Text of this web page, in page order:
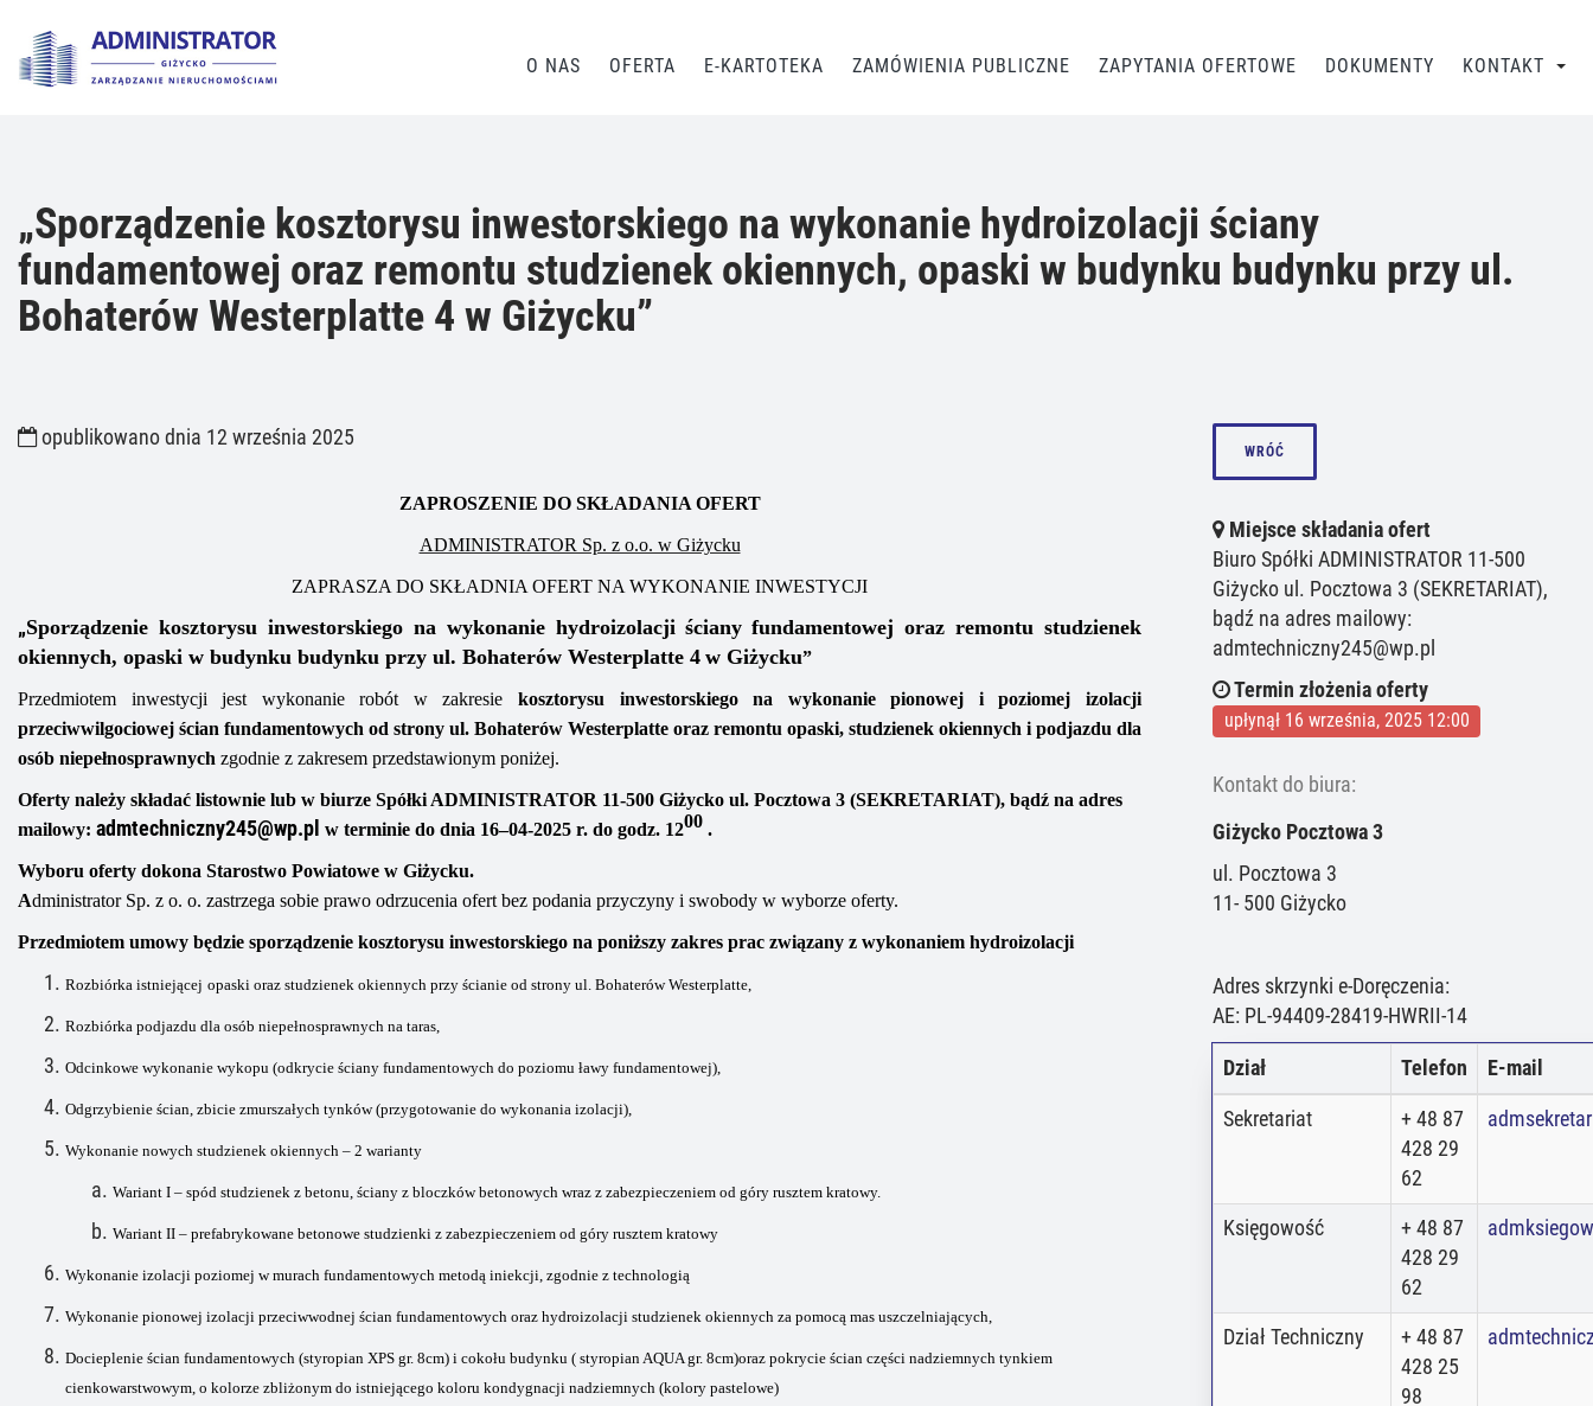
O NAS OFERTA E-KARTOTEKA ZAMÓWIENIA PUBLICZNE ZAPYTANIA OFERTOWE DOKUMENTY KONTAKT
„Sporządzenie kosztorysu inwestorskiego na wykonanie hydroizolacji ściany
fundamentowej oraz remontu studzienek okiennych, opaski w budynku budynku przy ul.
Bohaterów Westerplatte 4 w Giżycku”
opublikowano dnia 12 września 2025
ZAPROSZENIE DO SKŁADANIA OFERT
ADMINISTRATOR Sp. z o.o. w Giżycku
ZAPRASZA DO SKŁADNIA OFERT NA WYKONANIE INWESTYCJI
„Sporządzenie kosztorysu inwestorskiego na wykonanie hydroizolacji ściany fundamentowej oraz remontu studzienek
okiennych, opaski w budynku budynku przy ul. Bohaterów Westerplatte 4 w Giżycku”
Przedmiotem inwestycji jest wykonanie robót w zakresie kosztorysu inwestorskiegona wykonanie pionowej i poziomej izolacji
przeciwwilgociowej ścian fundamentowych od strony ul. Bohaterów Westerplatte oraz remontu opaski, studzienek okiennych i podjazdu dla
osób niepełnosprawnych zgodnie z zakresem przedstawionym poniżej.
Oferty należy składać listownie lub w biurze Spółki ADMINISTRATOR 11-500 Giżycko ul. Pocztowa 3 (SEKRETARIAT), bądź na adres
mailowy: admtechniczny245@wp.pl w terminie do dnia 16–04-2025 r. do godz. 1200 .
Wyboru oferty dokona Starostwo Powiatowe w Giżycku.
Administrator Sp. z o. o. zastrzega sobie prawo odrzucenia ofert bez podania przyczyny i swobody w wyborze oferty.
Przedmiotem umowy będzie sporządzenie kosztorysu inwestorskiego na poniższy zakres prac związany z wykonaniem hydroizolacji
Rozbiórka istniejącej opaski oraz studzienek okiennych przy ścianie od strony ul. Bohaterów Westerplatte,
Rozbiórka podjazdu dla osób niepełnosprawnych na taras,
Odcinkowe wykonanie wykopu (odkrycie ściany fundamentowych do poziomu ławy fundamentowej),
Odgrzybienie ścian, zbicie zmurszałych tynków (przygotowanie do wykonania izolacji),
Wykonanie nowych studzienek okiennych – 2 warianty
Wariant I – spód studzienek z betonu, ściany z bloczków betonowych wraz z zabezpieczeniem od góry rusztem kratowy.
Wariant II – prefabrykowane betonowe studzienki z zabezpieczeniem od góry rusztem kratowy
Wykonanie izolacji poziomej w murach fundamentowych metodą iniekcji, zgodnie z technologią
Wykonanie pionowej izolacji przeciwwodnej ścian fundamentowych oraz hydroizolacji studzienek okiennych za pomocą mas uszczelniających,
Docieplenie ścian fundamentowych (styropian XPS gr. 8cm) i cokołu budynku ( styropian AQUA gr. 8cm)oraz pokrycie ścian części nadziemnych tynkiem
cienkowarstwowym, o kolorze zbliżonym do istniejącego koloru kondygnacji nadziemnych (kolory pastelowe)
WRÓĆ
Miejsce składania ofert
Biuro Spółki ADMINISTRATOR 11-500
Giżycko ul. Pocztowa 3 (SEKRETARIAT),
bądź na adres mailowy:
admtechniczny245@wp.pl
Termin złożenia oferty
upłynął 16 września, 2025 12:00
Kontakt do biura:
Giżycko Pocztowa 3
ul. Pocztowa 3
11- 500 Giżycko
Adres skrzynki e-Doręczenia:
AE: PL-94409-28419-HWRII-14
Dział Telefon E-mail
Sekretariat
+ 48 87
428 29
62
Księgowość
+ 48 87
428 29
62
Dział Techniczny
+ 48 87
428 25
98